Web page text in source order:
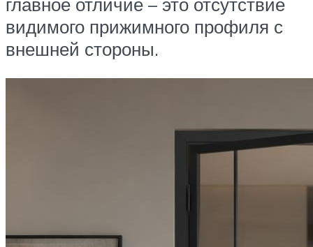
видимого прижимного профиля с
внешней стороны.